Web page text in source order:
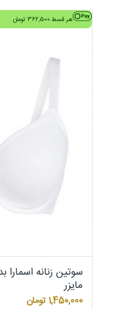
هر قسط362,500 تومان
سوتین زنانه
مایزر
1,450,000 تومان